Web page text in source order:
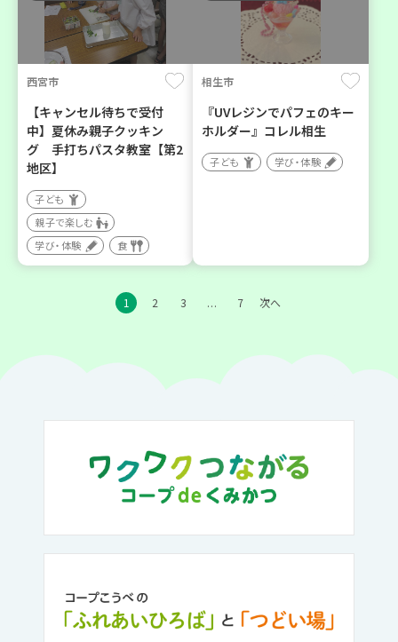
西宮市
【キャンセル待ちで受付
中】夏休み親子クッキン
グ 手打ちパスタ教室【第2
地区】
子ども
親子で楽しむ
学び・体験
食
相生市
『UVレジンでパフェのキー
ホルダー』コレル相生
子ども 学び・体験
1 2 3 … 7 次へ